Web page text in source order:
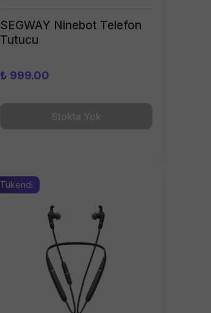
SEGWAY Ninebot Telefon
Tutucu
₺ 999.00
Stokta Yok
Tükendi